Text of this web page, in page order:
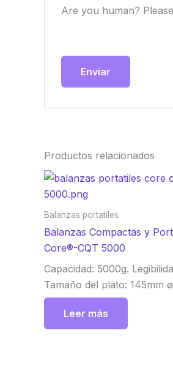
Are you human?
Productos relacionados
Balanzas portatiles
Balanzas Compactas y
Core®-CQT 5000
Capacidad: 5000g.
Tamaño del plato: 145mm
Leer más